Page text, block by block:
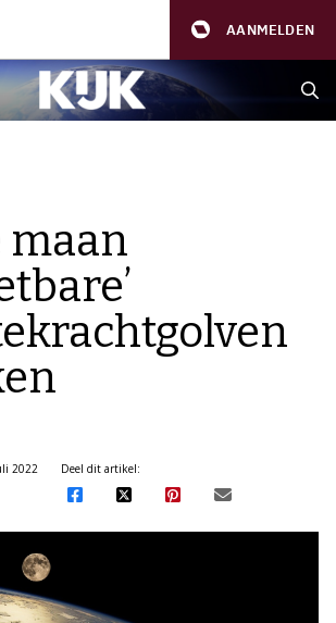
AANMELDEN
maan
2022
Deel dit artikel: